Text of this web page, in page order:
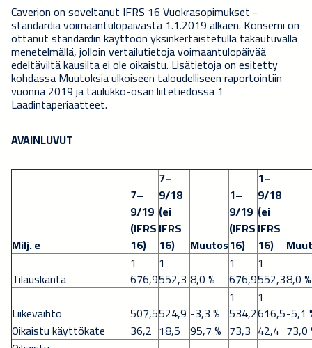
Caverion on soveltanut IFRS 16 Vuokrasopimukset -
standardia voimaantulopäivästä 1.1.2019 alkaen. Konserni on
ottanut standardin käyttöön yksinkertaistetulla takautuvalla
menetelmällä, jolloin vertailutietoja voimaantulopäivää
edeltäviltä kausilta ei ole oikaistu. Lisätietoja on esitetty
kohdassa Muutoksia ulkoiseen taloudelliseen raportointiin
vuonna 2019 ja taulukko-osan liitetiedossa 1
Laadintaperiaatteet.
AVAINLUVUT
Milj. e
7–
9/19
(IFRS
16)
7–
9/18
(ei
IFRS
16)
Muutos
1–
9/19
(IFRS
16)
1–
9/18
(ei
IFRS
16)
Tilauskanta
1
676,9
1
552,3 8,0 %
1
676,9
1
552,38,0 %
Liikevaihto
507,5524,9 -3,3 %
1
534,2
1
616,5-5,1
Oikaistu käyttökate
36,2 18,5 95,7 % 73,3 42,4 73,0